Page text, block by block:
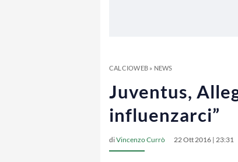
CALCIOWEB» NEWS
Juventus,
influenzarci”
diVincenzo Currò 22 Ott 2016 | 23:31